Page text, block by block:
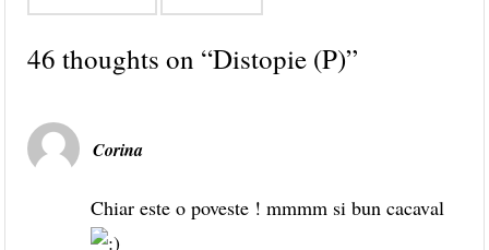
46 thoughts on “Distopie (P)”
Corina
Chiar este o poveste ! mmmm si bun cacaval